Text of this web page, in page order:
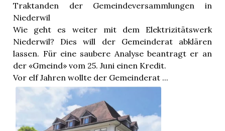
Traktanden der Gemeindeversammlungen in
Niederwil
Wie geht es weiter mit dem Elektrizitätswerk
Niederwil? Dies will der Gemeinderat abklären
lassen. Für eine saubere Analyse beantragt er an
der «Gmeind» vom 25. Juni einen Kredit.
Vor elf Jahren wollte der Gemeinderat ...